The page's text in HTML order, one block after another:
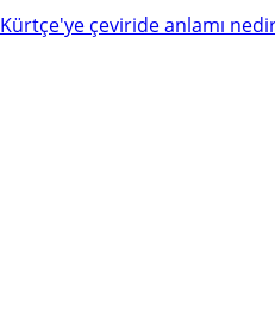
çeviride anlamı